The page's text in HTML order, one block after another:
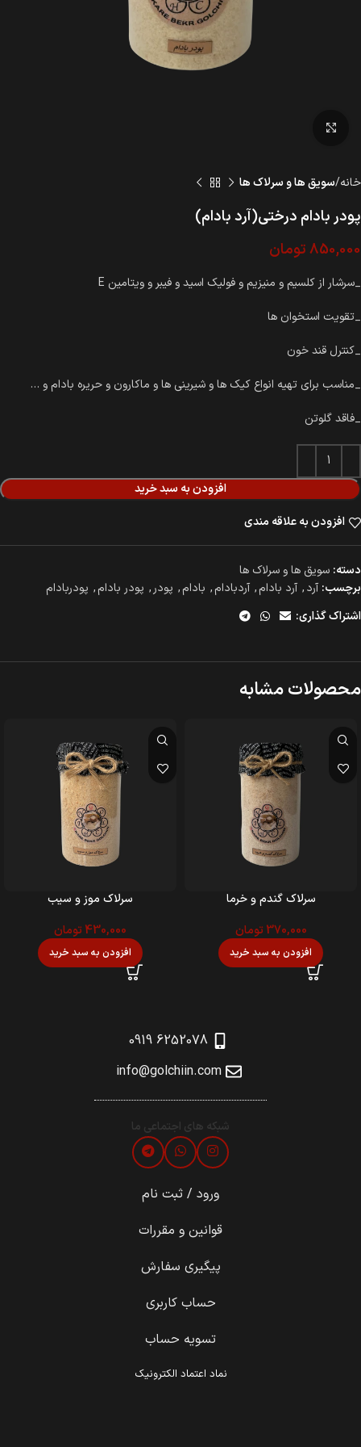
خانه سویق ها و سرلاک ها
پودر بادام درختی(آرد بادام)
850,000تومان
_سرشار از کلسیم و منیزیم و فولیک اسید و فیبر و ویتامین E
_تقویت استخوان ها
_کنترل قند خون
_مناسب برای تهیه انواع کیک ها و شیرینی ها و ماکارون و حریره بادام و …
_فاقد گلوتن
افزودن به سبد خرید
افزودن به علاقه مندی
دسته: سویق ها و سرلاک ها
برچسب: آرد, آرد بادام, آردبادام, بادام, پودر , پودر بادام, پودربادام
اشتراک گذاری:
محصولات مشابه
سرلاک گندم و خرما
370,000 تومان
افزودن به سبد خرید
سرلاک موز و سیب
430,000 تومان
افزودن به سبد خرید
6252078 0919
info@golchiin.com
شبکه های اجتماعی ما
ورود / ثبت نام
قوانین و مقررات
پیگیری سفارش
حساب کاربری
تسویه حساب
نماد اعتماد الکترونیک